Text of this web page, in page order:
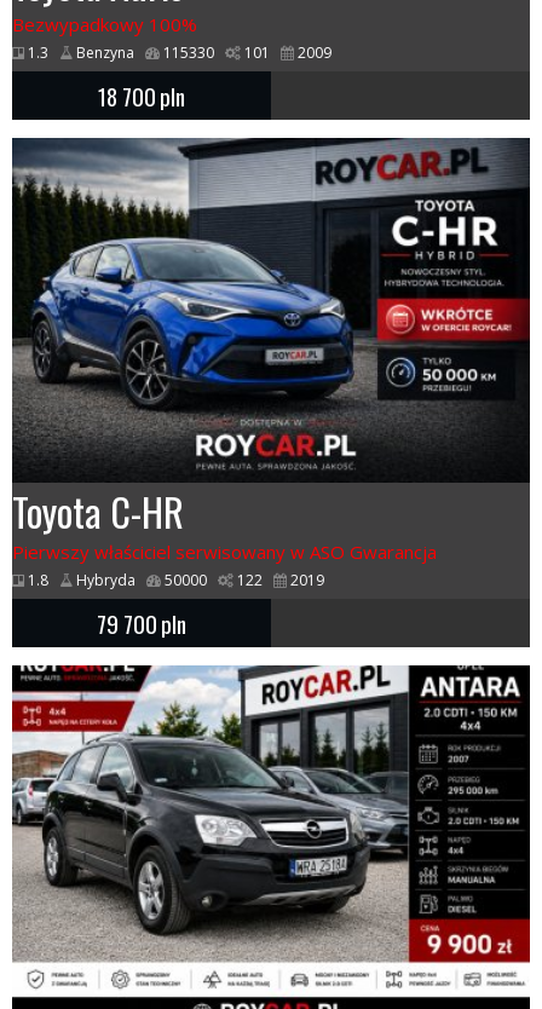
Bezwypadkowy 100%
1.3 Benzyna 115330 101 2009
18 700pln
Toyota C-HR
Pierwszy właściciel serwisowany w ASO Gwarancja
1.8 Hybryda 50000 122 2019
79 700pln